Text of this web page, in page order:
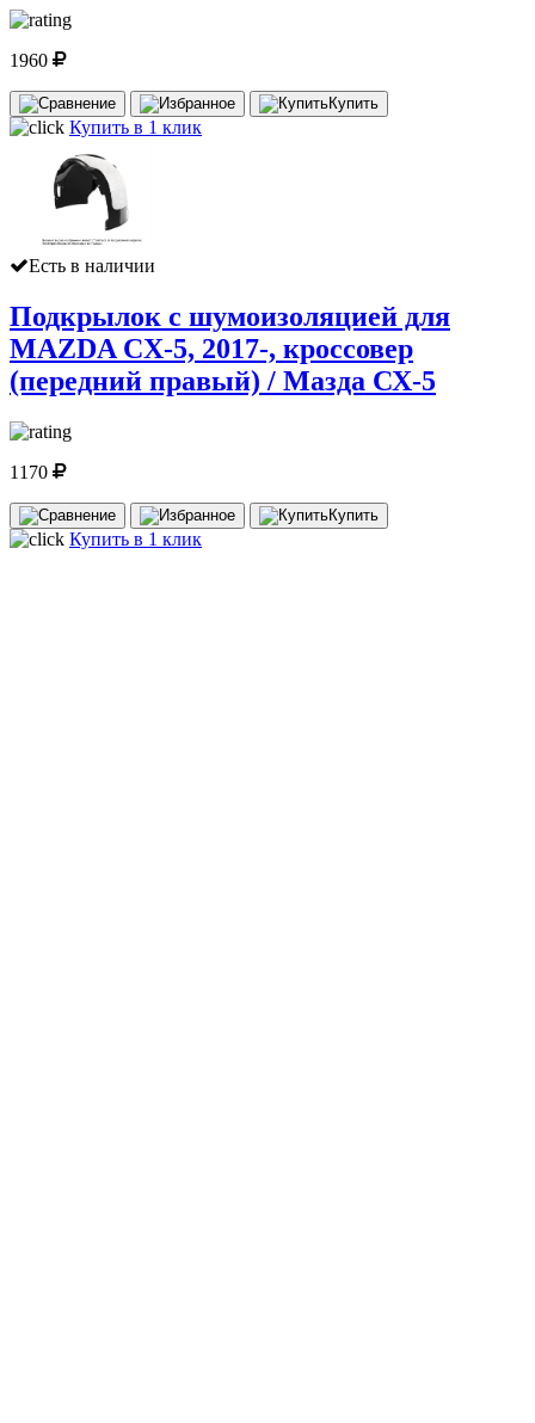
1960
Купить
Купить в 1 клик
Есть в наличии
Подкрылок с шумоизоляцией для
MAZDA CX-5, 2017-, кроссовер
(передний правый) / Мазда СХ-5
1170
Купить
Купить в 1 клик